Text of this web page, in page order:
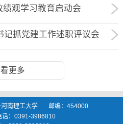
观学习教育启动会
记抓党建工作述职评议会
更多
河南理工大学 邮编：454000
：0391-3986810